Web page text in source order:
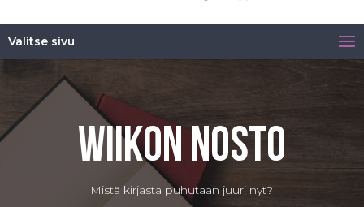
Valitse sivu
Wiikon nosto
Mistä kirjasta puhutaan juuri nyt?